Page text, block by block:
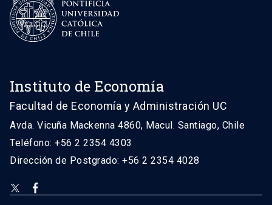
Instituto de Economía
Facultad de Economía y Administración UC
Avda. Vicuña Mackenna 4860, Macul. Santiago, Chile
Teléfono: +56 2 2354 4303
Dirección de Postgrado: +56 2 2354 4028